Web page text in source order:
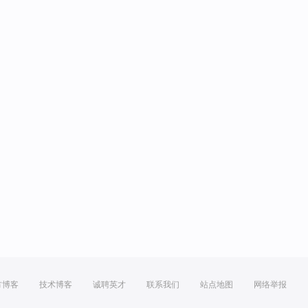
博客 技术博客 诚聘英才 联系我们 站点地图 网络举报